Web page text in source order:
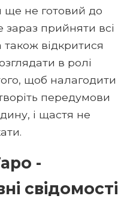
ще не готовий до
прийняти всі
відкритися
в ролі
щоб налагодити
передумови
і щастя не
-
свідомості